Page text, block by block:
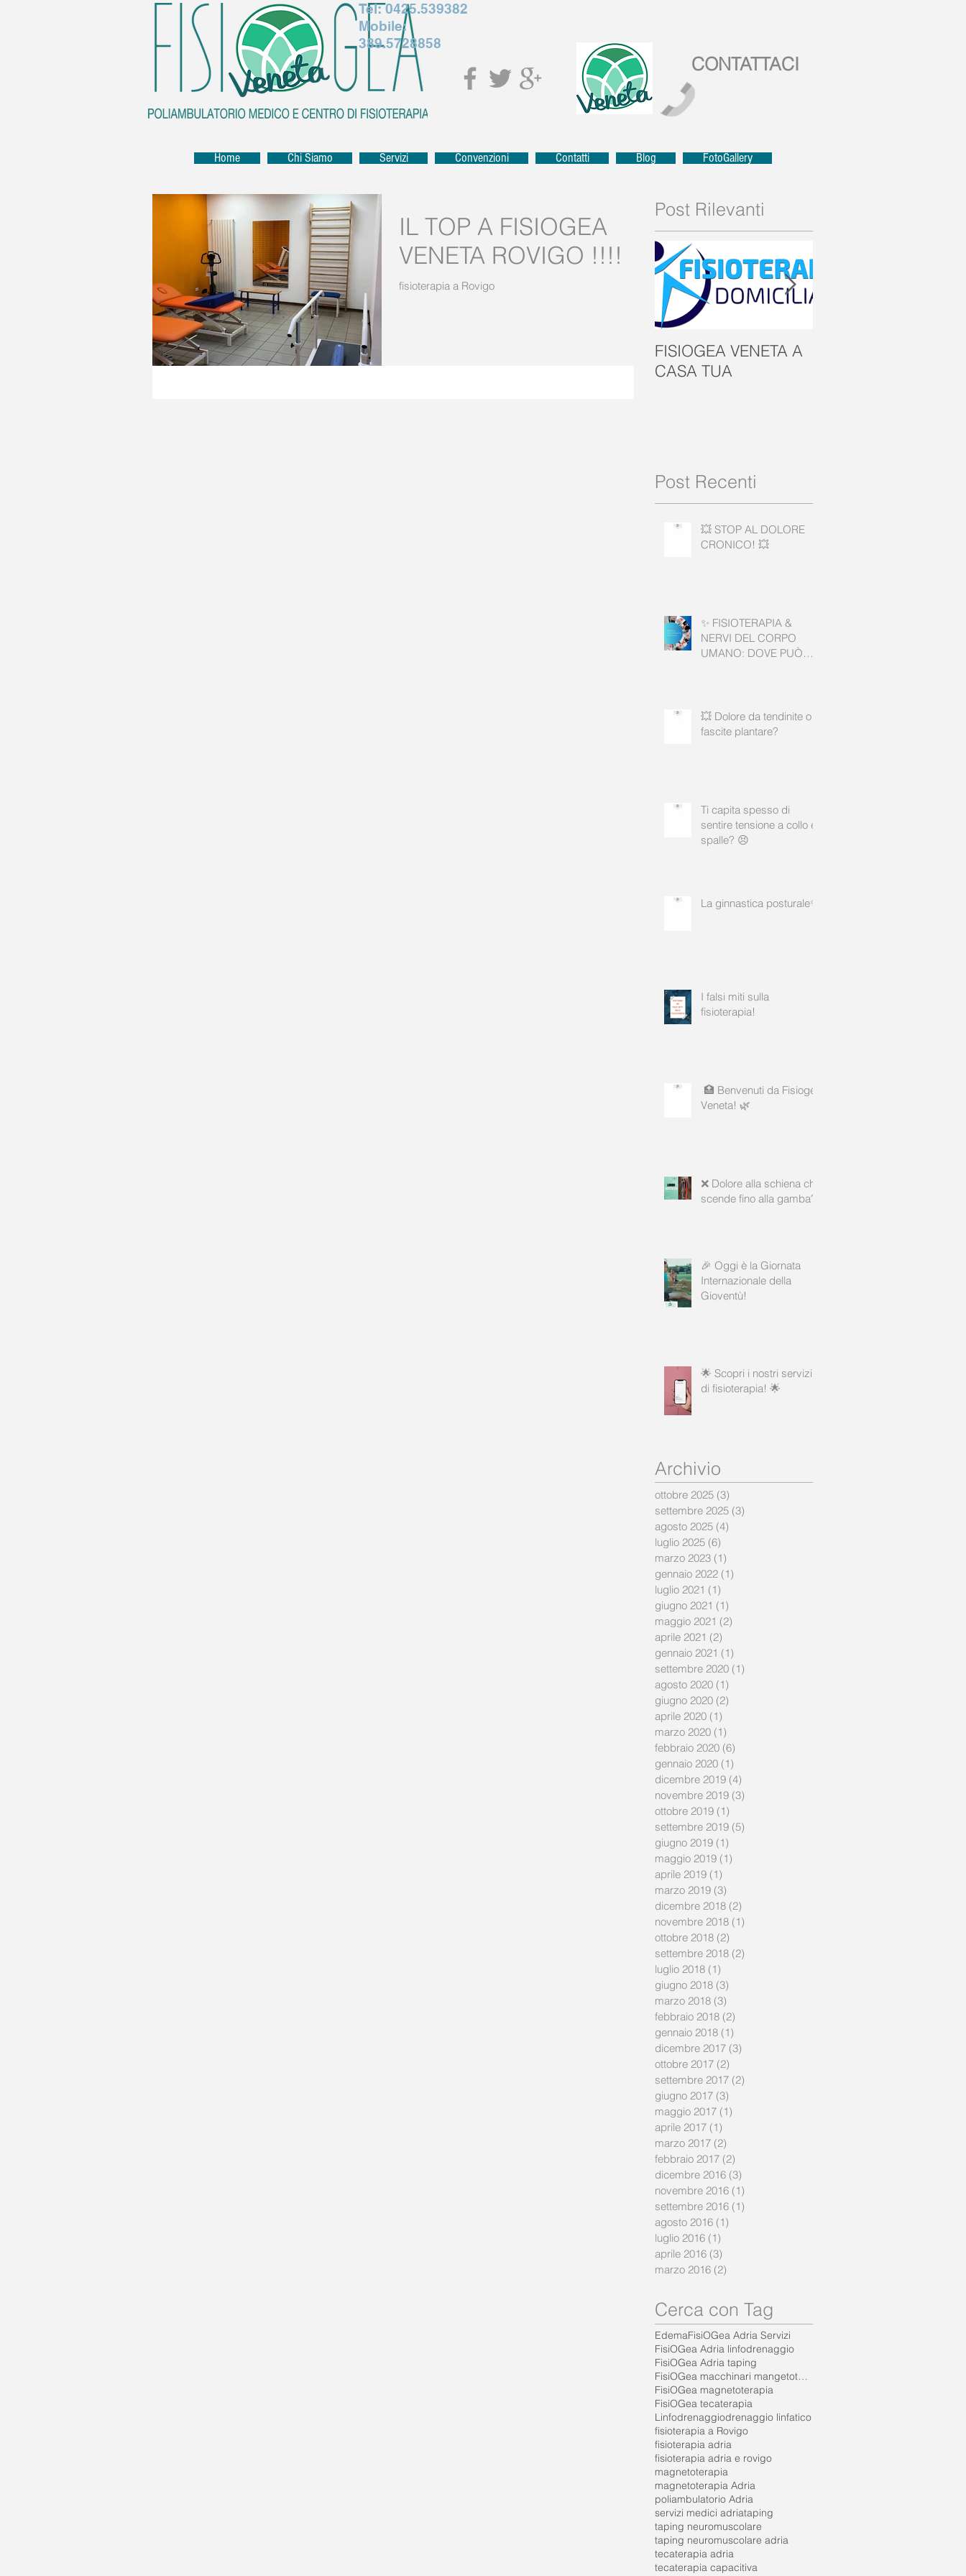
Tel:0425.539382
Mobile:
389.5728858
CONTATTACI
Home Chi Siamo Servizi Convenzioni Contatti Blog FotoGallery
IL TOP A FISIOGEA
VENETA ROVIGO !!!!
fisioterapia a Rovigo
Post Rilevanti
FISIOGEA VENETA A
CASA TUA
Post Recenti
💥 STOP AL DOLORE
CRONICO! 💥
✨ FISIOTERAPIA &
NERVI DEL CORPO
UMANO: DOVE PUÒ
💥 Dolore da tendinite o
fascite plantare?
Ti capita spesso di
sentire tensione a collo e
spalle? 😣
La ginnastica posturale✨
I falsi miti sulla
fisioterapia!
🏥 Benvenuti da Fisiogea
Veneta! 🌿
❌ Dolore alla schiena che
scende fino alla gamba?
🎉 Oggi è la Giornata
Internazionale della
Gioventù!
🌟 Scopri i nostri servizi
di fisioterapia! 🌟
Archivio
ottobre 2025 (3)
settembre 2025 (3)
agosto 2025 (4)
luglio 2025 (6)
marzo 2023 (1)
gennaio 2022 (1)
luglio 2021 (1)
giugno 2021 (1)
maggio 2021 (2)
aprile 2021 (2)
gennaio 2021 (1)
settembre 2020 (1)
agosto 2020 (1)
giugno 2020 (2)
aprile 2020 (1)
marzo 2020 (1)
febbraio 2020 (6)
gennaio 2020 (1)
dicembre 2019 (4)
novembre 2019 (3)
ottobre 2019 (1)
settembre 2019 (5)
giugno 2019 (1)
maggio 2019 (1)
aprile 2019 (1)
marzo 2019 (3)
dicembre 2018 (2)
novembre 2018 (1)
ottobre 2018 (2)
settembre 2018 (2)
luglio 2018 (1)
giugno 2018 (3)
marzo 2018 (3)
febbraio 2018 (2)
gennaio 2018 (1)
dicembre 2017 (3)
ottobre 2017 (2)
settembre 2017 (2)
giugno 2017 (3)
maggio 2017 (1)
aprile 2017 (1)
marzo 2017 (2)
febbraio 2017 (2)
dicembre 2016 (3)
novembre 2016 (1)
settembre 2016 (1)
agosto 2016 (1)
luglio 2016 (1)
aprile 2016 (3)
marzo 2016 (2)
Cerca con Tag
EdemaFisiOGea Adria Servizi
FisiOGea Adria linfodrenaggio
FisiOGea Adria taping
FisiOGea macchinari mangetoterapia
FisiOGea magnetoterapia
FisiOGea tecaterapia
Linfodrenaggiodrenaggio linfatico
fisioterapia a Rovigo
fisioterapia adria
fisioterapia adria e rovigo
magnetoterapia
magnetoterapia Adria
poliambulatorio Adria
servizi medici adriataping
taping neuromuscolare
taping neuromuscolare adria
tecaterapia adria
tecaterapia capacitiva